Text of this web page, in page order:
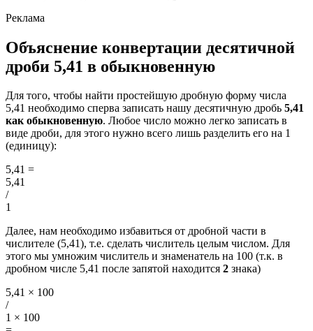
Объяснение конвертации десятичной
дроби 5,41 в обыкновенную
Для того, чтобы найти простейшую дробную форму числа
5,41 необходимо сперва записать нашу десятичную дробь 5,41
как обыкновенную. Любое число можно легко записать в
виде дроби, для этого нужно всего лишь разделить его на 1
(единицу):
5,41 =
5,41
/
1
Далее, нам необходимо избавиться от дробной части в
числителе (5,41), т.е. сделать числитель целым числом. Для
этого мы умножим числитель и знаменатель на 100 (т.к. в
дробном числе 5,41 после запятой находится 2 знака)
5,41 × 100
/
1 × 100